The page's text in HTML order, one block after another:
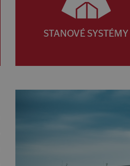
STANOVÉ SYSTÉMY